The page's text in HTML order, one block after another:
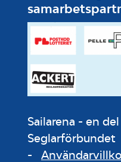
Sailarena - en
Seglarförbundet
-